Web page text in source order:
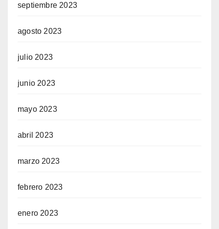
septiembre 2023
agosto 2023
julio 2023
junio 2023
mayo 2023
abril 2023
marzo 2023
febrero 2023
enero 2023